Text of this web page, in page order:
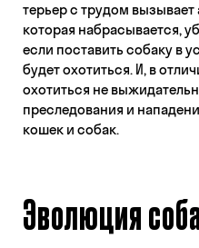
терьер с трудом
которая набрасывается,
если поставить собаку в
будет охотиться. И, в
охотиться не
преследования и
кошек и собак.
Эволюция